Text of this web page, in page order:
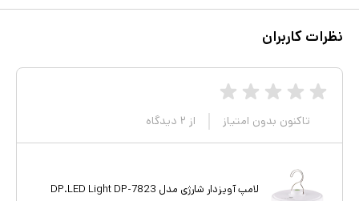
نظرات کاربران
تاکنون بدون امتیاز از ۲ دیدگاه
لامپ آویزدار شارژی مدل DP.LED Light DP-7823